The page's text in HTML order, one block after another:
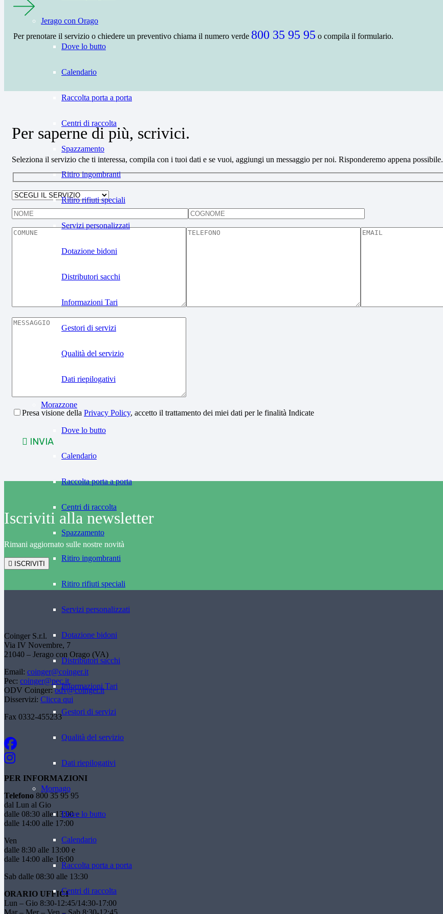
Jerago con Orago
Dove lo butto
Calendario
Raccolta porta a porta
Centri di raccolta
Spazzamento
Ritiro ingombranti
Ritiro rifiuti speciali
Servizi personalizzati
Dotazione bidoni
Distributori sacchi
Informazioni Tari
Gestori di servizi
Qualità del servizio
Dati riepilogativi
Morazzone
Dove lo butto
Calendario
Raccolta porta a porta
Centri di raccolta
Spazzamento
Ritiro ingombranti
Ritiro rifiuti speciali
Servizi personalizzati
Dotazione bidoni
Distributori sacchi
Informazioni Tari
Gestori di servizi
Qualità del servizio
Dati riepilogativi
Mornago
Dove lo butto
Calendario
Raccolta porta a porta
Centri di raccolta
Per prenotare il servizio o chiedere un preventivo chiama il numero verde 800 35 95 95 o compila il formulario.
Per saperne di più, scrivici.
Seleziona il servizio che ti interessa, compila con i tuoi dati e se vuoi, aggiungi un messaggio per noi. Risponderemo appena possibile.
Presa visione della Privacy Policy, accetto il trattamento dei miei dati per le finalità Indicate
INVIA
Iscriviti alla newsletter
Rimani aggiornato sulle nostre novità
ISCRIVITI
Coinger S.r.l.
Via IV Novembre, 7
21040 – Jerago con Orago (VA)
Email: coinger@coinger.it
Pec: coinger@pec.it
ODV Coinger:odv@coinger.it
Disservizi: Clicca qui
Fax 0332-455233
PER INFORMAZIONI
Telefono 800 35 95 95
dal Lun al Gio
dalle 08:30 alle 13:00 e
dalle 14:00 alle 17:00
Ven
dalle 8:30 alle 13:00 e
dalle 14:00 alle 16:00
Sab dalle 08:30 alle 13:30
ORARIO UFFICI
Lun – Gio 8:30-12:45/14:30-17:00
Mar – Mer – Ven – Sab 8:30-12:45